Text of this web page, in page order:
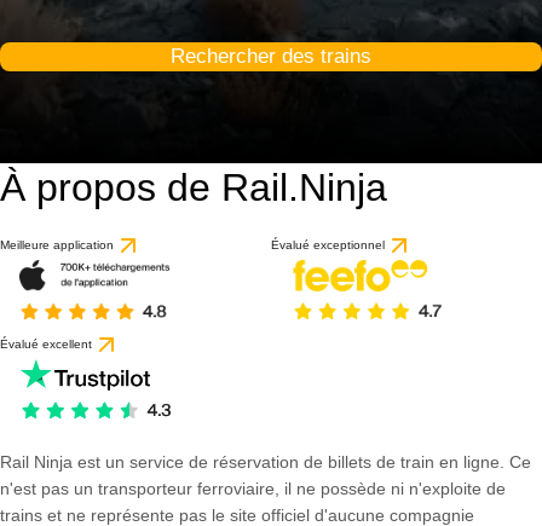
Rechercher des trains
À propos de Rail.Ninja
Meilleure application Évalué exceptionnel
Évalué excellent
Rail Ninja est un service de réservation de billets de train en ligne. Ce
n'est pas un transporteur ferroviaire, il ne possède ni n'exploite de
trains et ne représente pas le site officiel d'aucune compagnie